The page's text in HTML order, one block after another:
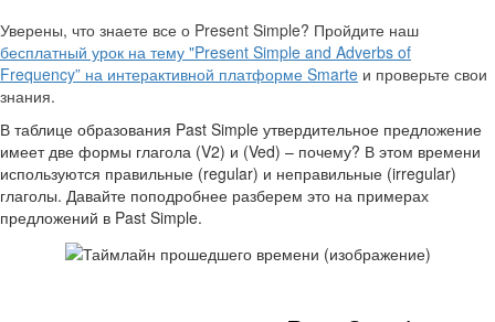
Уверены, что знаете все о Present Simple? Пройдите наш
бесплатный урок на тему "Present Simple and Adverbs of
Frequency” на интерактивной платформе Smarte и проверьте свои
знания.
В таблице образования Past Simple утвердительное предложение
имеет две формы глагола (V2) и (Ved) – почему? В этом времени
используются правильные (regular) и неправильные (irregular)
глаголы. Давайте поподробнее разберем это на примерах
предложений в Past Simple.